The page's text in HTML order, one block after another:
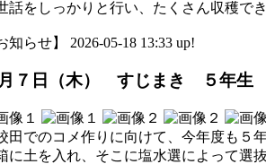
話をしっかりと行い、たくさん収穫で
知らせ】 2026-05-18 13:33 up!
７日（木） すじまき ５年生
田でのコメ作りに向けて、今年度も５
に土を入れ、そこに塩水選によって選